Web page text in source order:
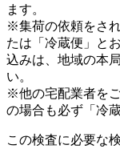
ます。
※集荷の依頼をさ
たは「冷蔵便」と
込みは、地域の本
い。
※他の宅配業者を
の場合も必ず「冷
この検査に必要な